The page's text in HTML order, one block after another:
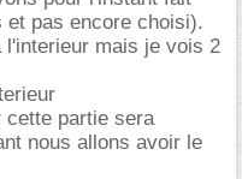
et pas encore choisi).
l'interieur mais je vois 2
cette partie sera
nous allons avoir le